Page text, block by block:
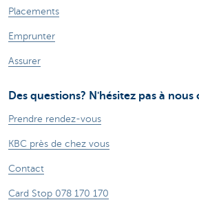
Placements
Emprunter
Assurer
Des questions? N'hésitez pas à
Prendre rendez-vous
KBC près de chez vous
Contact
Card Stop 078 170 170